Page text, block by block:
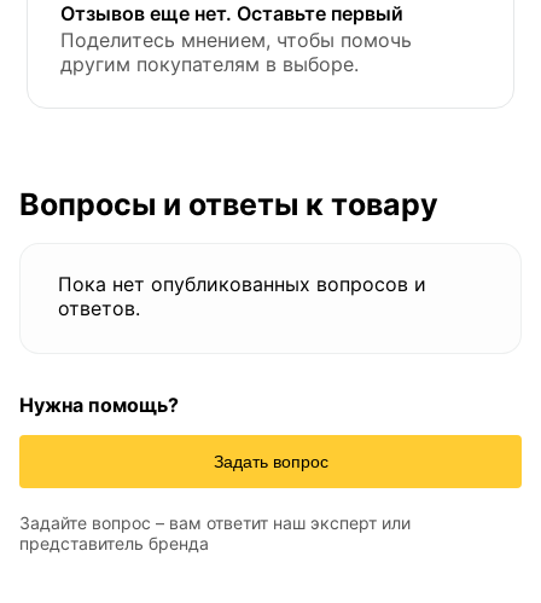
Отзывов еще нет. Оставьте первый
Поделитесь мнением, чтобы помочь
другим покупателям в выборе.
Вопросы и ответы к товару
Пока нет опубликованных вопросов и
ответов.
Нужна помощь?
Задать вопрос
Задайте вопрос – вам ответит наш эксперт или
представитель бренда